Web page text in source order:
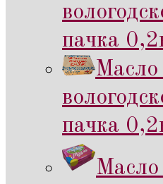
пачка
Масло
пачка
Масло